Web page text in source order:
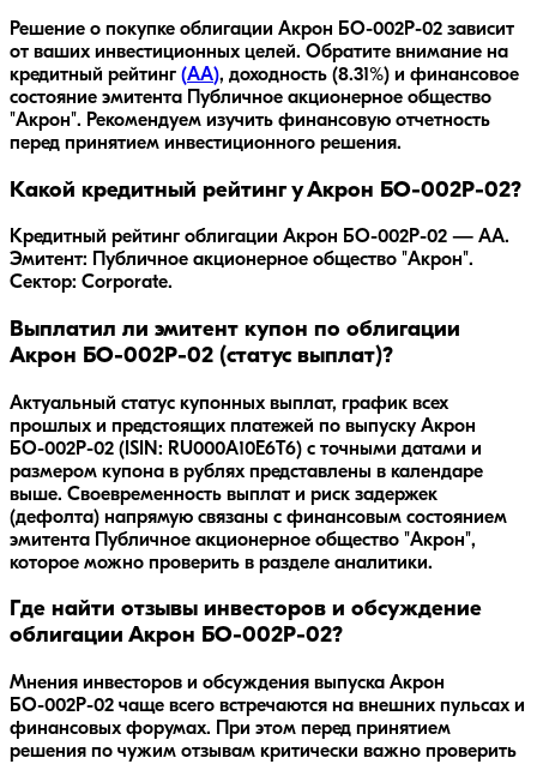
Решение о покупке облигации Акрон БО-002P-02 зависит
от ваших инвестиционных целей. Обратите внимание на
кредитный рейтинг (AA), доходность (8.31%) и финансовое
состояние эмитента Публичное акционерное общество
"Акрон". Рекомендуем изучить финансовую отчетность
перед принятием инвестиционного решения.
Какой кредитный рейтинг у Акрон БО-002P-02?
Кредитный рейтинг облигации Акрон БО-002P-02 — AA.
Эмитент: Публичное акционерное общество "Акрон".
Сектор: Corporate.
Выплатил ли эмитент купон по облигации
Акрон БО-002P-02 (статус выплат)?
Актуальный статус купонных выплат, график всех
прошлых и предстоящих платежей по выпуску Акрон
БО-002P-02 (ISIN: RU000A10E6T6) с точными датами и
размером купона в рублях представлены в календаре
выше. Своевременность выплат и риск задержек
(дефолта) напрямую связаны с финансовым состоянием
эмитента Публичное акционерное общество "Акрон",
которое можно проверить в разделе аналитики.
Где найти отзывы инвесторов и обсуждение
облигации Акрон БО-002P-02?
Мнения инвесторов и обсуждения выпуска Акрон
БО-002P-02 чаще всего встречаются на внешних пульсах и
финансовых форумах. При этом перед принятием
решения по чужим отзывам критически важно проверить